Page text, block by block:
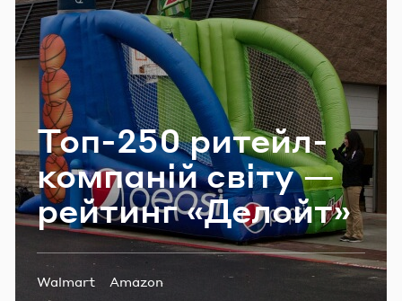
Топ-250 ритейл-​
компаній світу —
рей­тинг «Де­лойт»
Теги:
Walmart Amazon
Email
Пароль
Забули пароль?
УВІЙТИ